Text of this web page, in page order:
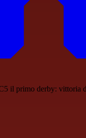
il primo derby: vittoria